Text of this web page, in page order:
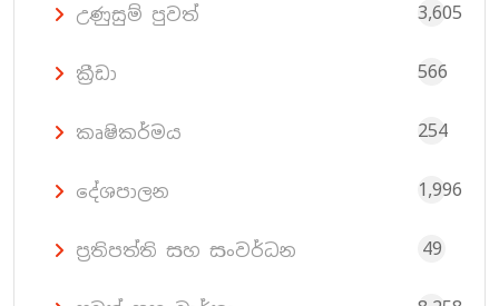
උණුසුම් පුවත් 3,605
ක්‍රීඩා 566
කෘෂිකර්මය 254
දේශපාලන 1,996
ප්‍රතිපත්ති සහ සංවර්ධන 49